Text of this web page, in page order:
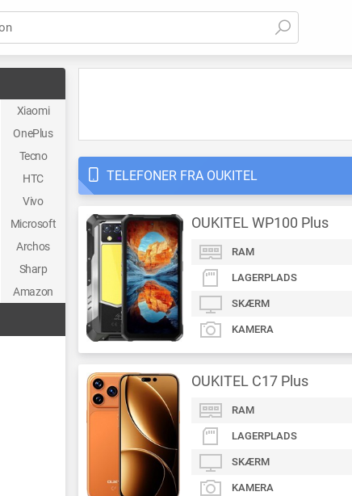
TELEFONER FRA OUKITEL
OUKITEL WP100 Plus
RAM
LAGERPLADS
SKÆRM
KAMERA
OUKITEL C17 Plus
RAM
LAGERPLADS
SKÆRM
KAMERA
Xiaomi
OnePlus
Tecno
HTC
Vivo
Microsoft
Archos
Sharp
Amazon